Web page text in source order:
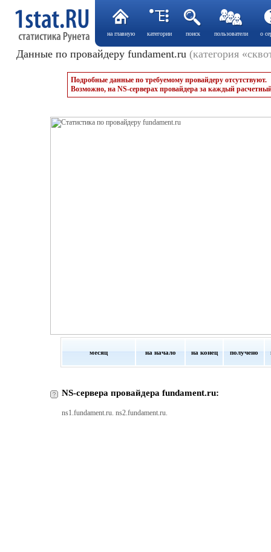
на главную категории поиск пользователи о
Данные по провайдеру fundament.ru (категория
Подробные данные по требуемому провайдеру отсутствуют.
Возможно, на NS-серверах провайдера за каждый
месяц на начало на конец получено
NS-сервера провайдера fundament.ru:
ns1.fundament.ru. ns2.fundament.ru.